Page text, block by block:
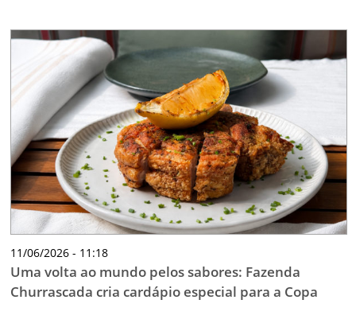
11/06/2026 - 11:18
Uma volta ao mundo pelos sabores: Fazenda
Churrascada cria cardápio especial para a Copa